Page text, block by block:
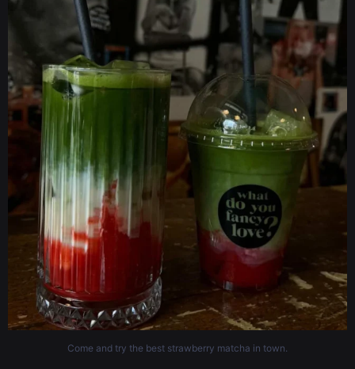
39
Come and try the best strawberry matcha in town.